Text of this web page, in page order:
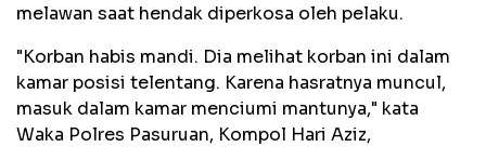
melawan saat hendak diperkosa oleh pelaku.
"Korban habis mandi. Dia melihat korban ini dalam
kamar posisi telentang. Karena hasratnya muncul,
masuk dalam kamar menciumi mantunya," kata
Waka Polres Pasuruan, Kompol Hari Aziz,